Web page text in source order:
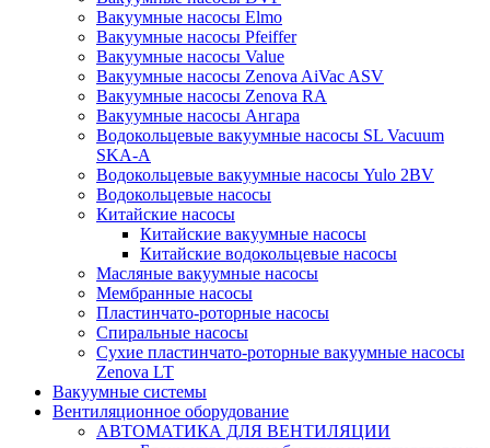
Вакуумные насосы Elmo
Вакуумные насосы Pfeiffer
Вакуумные насосы Value
Вакуумные насосы Zenova AiVac ASV
Вакуумные насосы Zenova RA
Вакуумные насосы Ангара
Водокольцевые вакуумные насосы SL Vacuum
SKA-A
Водокольцевые вакуумные насосы Yulo 2BV
Водокольцевые насосы
Китайские насосы
Китайские вакуумные насосы
Китайские водокольцевые насосы
Масляные вакуумные насосы
Мембранные насосы
Пластинчато-роторные насосы
Спиральные насосы
Сухие пластинчато-роторные вакуумные насосы
Zenova LT
Вакуумные системы
Вентиляционное оборудование
АВТОМАТИКА ДЛЯ ВЕНТИЛЯЦИИ